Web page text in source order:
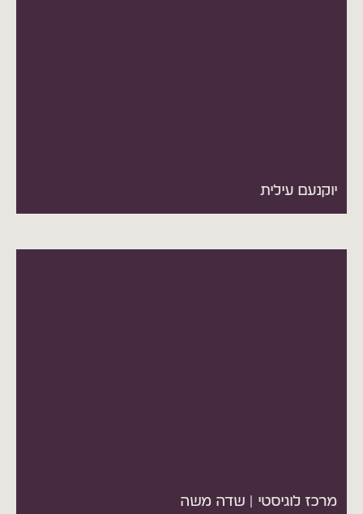
יוקנעם עילית
מרכז לוגיסטי | שדה משה